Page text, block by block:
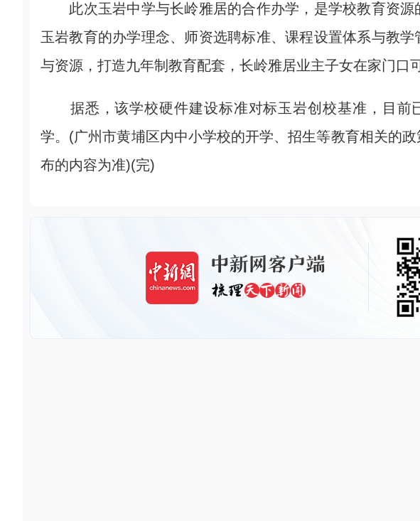
此次玉岩中学与长岭雅居的合作办学，是学校教育资源
玉岩教育的办学理念、师资选聘标准、课程设置体系与教
与资源，打造九年制教育配套，长岭雅居业主子女在家门口
据悉，该学校硬件建设标准对标玉岩创校基准，目前
学。(广州市黄埔区内中小学校的开学、招生等教育相关的
布的内容为准)(完)